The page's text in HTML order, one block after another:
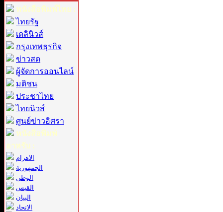
หนังสือพิมพ์ไทย :
ไทยรัฐ
เดลินิวส์
กรุงเทพธุรกิจ
ข่าวสด
ผู้จัดการออนไลน์
มติชน
ประชาไทย
ไทยนิวส์
ศูนย์ข่าวอิศรา
หนังสือพิมพ์
อาหรับ :
الاهرام
الجمهورية
الوطن
القبس
البيان
الاتحاد